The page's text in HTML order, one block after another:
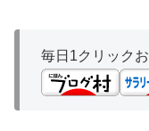
毎日1クリックお